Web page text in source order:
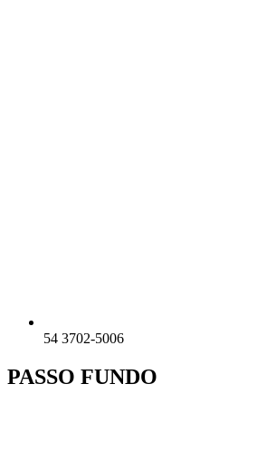
54 3702-5006
PASSO FUNDO